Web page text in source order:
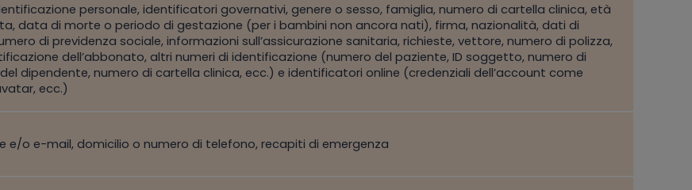
personale, identificatori governativi, genere o sesso, famiglia, numero di cartella clinica, età
data di morte o periodo di gestazione (per i bambini non ancora nati), firma, nazionalità, dati di
di previdenza sociale, informazioni sull’assicurazione sanitaria, richieste, vettore, numero di polizza,
dell’abbonato, altri numeri di identificazione (numero del paziente, ID soggetto, numero di
dipendente, numero di cartella clinica, ecc.) e identificatori online (credenziali dell’account come
ecc.)
e/o e-mail, domicilio o numero di telefono, recapiti di emergenza